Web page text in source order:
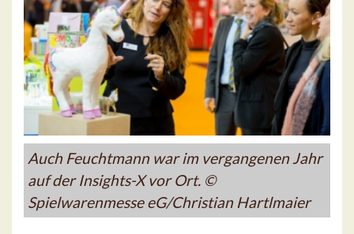
Auch Feuchtmann war im vergangenen Jahr
auf der Insights-X vor Ort. ©
Spielwarenmesse eG/Christian Hartlmaier